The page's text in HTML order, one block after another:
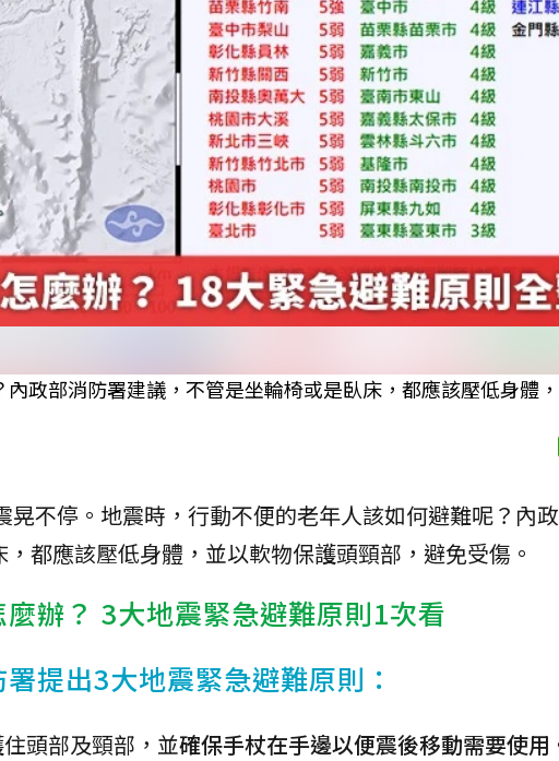
政部消防署建議，不管是坐輪椅或是臥床，都應該壓低身體
晃不停。地震時，行動不便的老年人該如何避難呢？內
都應該壓低身體，並以軟物保護頭頸部，避免受傷。
辦？ 3大地震緊急避難原則1次看
提出3大地震緊急避難原則：
頭部及頸部，並確保手杖在手邊以便震後移動需要使用